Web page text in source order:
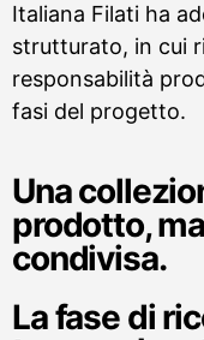
Italiana Filati ha
strutturato, in cui
responsabilità
fasi del progetto.
Una
prodotto,
condivisa.
La fase di